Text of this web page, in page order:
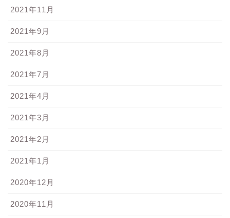
2021年11月
2021年9月
2021年8月
2021年7月
2021年4月
2021年3月
2021年2月
2021年1月
2020年12月
2020年11月